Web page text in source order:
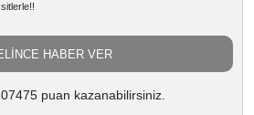
HABER VER
puan kazanabilirsiniz.